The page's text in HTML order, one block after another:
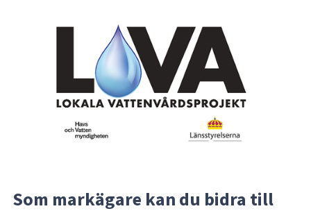
Som markägare kan du bidra till